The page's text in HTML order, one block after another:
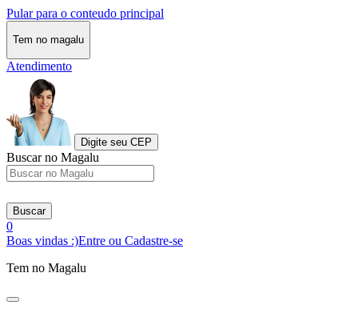
Pular para o conteudo principal
Tem no magalu
Atendimento
Digite seu CEP
Buscar no Magalu
Buscar
0
Boas vindas :)Entre ou Cadastre-se
Tem no Magalu